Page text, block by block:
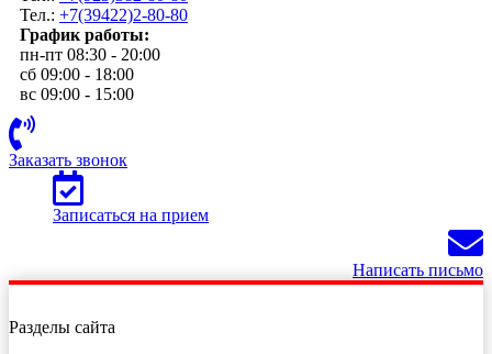
Тел.: +7(39422)2-80-80
График работы:
пн-пт 08:30 - 20:00
сб 09:00 - 18:00
вс 09:00 - 15:00
Заказать звонок
Записаться на прием
Написать письмо
Разделы сайта